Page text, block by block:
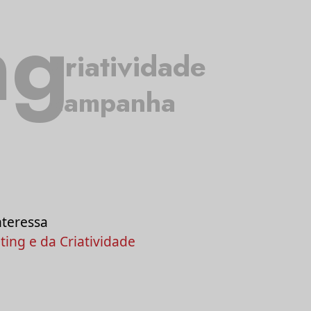
criatividade
campanha
e da Criatividade